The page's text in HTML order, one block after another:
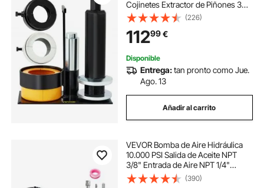
Cojinetes Extractor de Piñones 3
Cojinetes 11,3/11,3/13,2 cm
Herramienta Extractor de Piñones
para Cojinetes Dana 30/40/60/70
(226)
11299€
Disponible
Entrega:tan pronto como Jue.
Ago. 13
Añadir al carrito
VEVOR Bomba de Aire Hidráulica
10.000 PSI Salida de Aceite NPT
3/8" Entrada de Aire NPT 1/4"
Bomba Hidráulica de Pedal de Aire
Tubo de Aceite de 2 m Bomba
(390)